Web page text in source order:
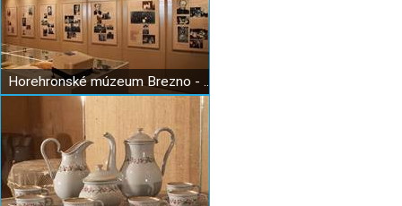
Horehronské múzeum Brezno - Literárna expozícia